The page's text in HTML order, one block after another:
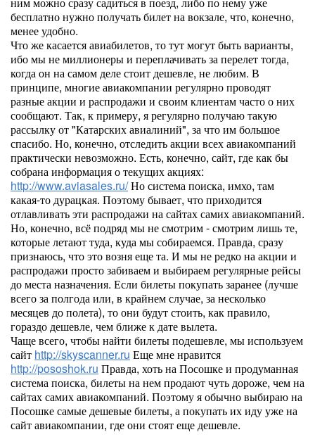
бесплатно нужно получать билет на вокзале, что, конечно,
менее удобно.
Что же касается авиабилетов, то тут могут быть варианты,
ибо мы не миллионеры и переплачивать за перелет тогда,
когда он на самом деле стоит дешевле, не любим. В
принципе, многие авиакомпании регулярно проводят
разные акции и распродажи и своим клиентам часто о них
сообщают. Так, к примеру, я регулярно получаю такую
рассылку от "Катарских авиалиний", за что им большое
спасибо. Но, конечно, отследить акции всех авиакомпаний
практически невозможно. Есть, конечно, сайт, где как бы
собрана информация о текущих акциях:
http://www.aviasales.ru/Но система поиска, имхо, там
какая-то дурацкая. Поэтому бывает, что приходится
отлавливать эти распродажи на сайтах самих авиакомпаний.
Но, конечно, всё подряд мы не смотрим - смотрим лишь те,
которые летают туда, куда мы собираемся. Правда, сразу
признаюсь, что это возня еще та. И мы не редко на акции и
распродажи просто забиваем и выбираем регулярные рейсы
до места назначения. Если билеты покупать заранее (лучше
всего за полгода или, в крайнем случае, за несколько
месяцев до полета), то они будут стоить, как правило,
гораздо дешевле, чем ближе к дате вылета.
Чаще всего, чтобы найти билеты подешевле, мы используем
сайт http://skyscanner.ru Еще мне нравится
http://pososhok.ru Правда, хоть на Посошке и продуманная
система поиска, билеты на нем продают чуть дороже, чем на
сайтах самих авиакомпаний. Поэтому я обычно выбираю на
Посошке самые дешевые билеты, а покупать их иду уже на
сайт авиакомпании, где они стоят еще дешевле.